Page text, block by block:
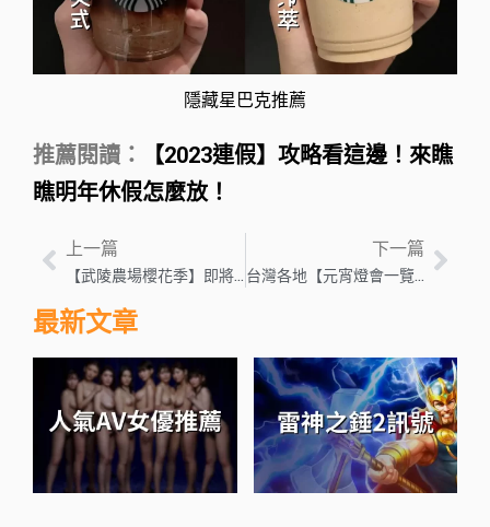
隱藏星巴克推薦
推薦閱讀：
【2023連假】攻略看這邊！來瞧
瞧明年休假怎麼放！
上一篇
【武陵農場櫻花季】即將開跑！快來看武陵農場櫻花季一日遊攻略！
下一篇
台灣各地【元宵燈會一覽】看完花燈這些元宵習俗你都了解嗎？
最新文章